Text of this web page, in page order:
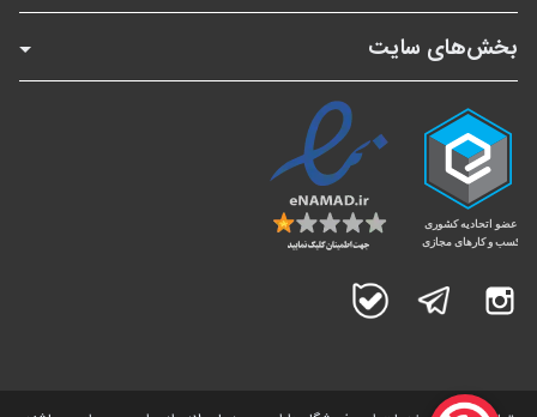
بخش‌های سایت
اینستاگرام تلگرام